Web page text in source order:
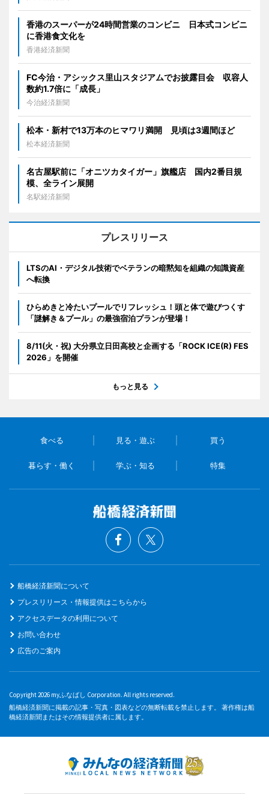
香港のスーパーが24時間営業のコンビニ 日本式コンビニ
に香港食文化を
香港経済新聞
FC今治・アシックス里山スタジアムでお披露目会 収容人
数約1.7倍に「成長」
今治経済新聞
松本・新村で13万本のヒマワリ満開 見頃は3週間ほど
松本経済新聞
名古屋駅前に「オニツカタイガー」旗艦店 国内2番目規
模、全ライン展開
名駅経済新聞
プレスリリース
LTSのAI・デジタル技術でベテランの暗黙知を組織の知識資産
へ転換
ひらめきと冷たいプールでリフレッシュ！頭と体で遊びつくす
「謎解き＆プール」の最強宿泊プランが登場！
8/11(火・祝) 大分県立日田高校と企画する「ROCK ICE(R) FES
2026」を開催
もっと見る
食べる 見る・遊ぶ 買う
暮らす・働く 学ぶ・知る 特集
船橋経済新聞について
プレスリリース・情報提供はこちらから
アクセスデータの利用について
お問い合わせ
広告のご案内
Copyright 2026 myふなばし Corporation. All rights reserved.
船橋経済新聞に掲載の記事・写真・図表などの無断転載を禁止します。 著作権は船
橋経済新聞またはその情報提供者に属します。